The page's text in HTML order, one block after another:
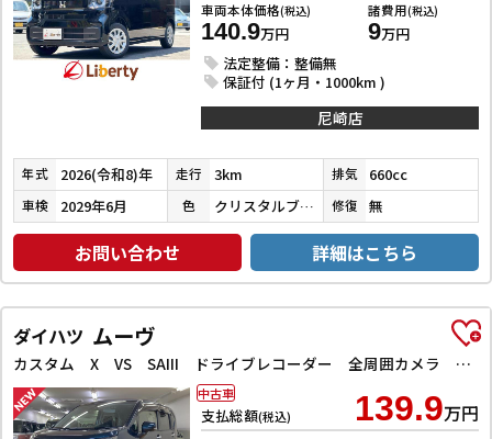
車両本体価格(税込)
140.9万円
諸費用(税込)
9万円
法定整備：整備無
保証付 (1ヶ月・1000km )
尼崎店
年式 2026(令和8)年 走行 3km 排気 660cc
車検 2029年6月 色 クリスタルブラックパール 修復 無
お問い合わせ 詳細はこちら
ダイハツ ムーヴ
カスタム X VS SAIII ドライブレコーダー 全周囲カメラ ナビ TV クリアランスソナー 衝突被害軽減システム オートマチックハイビーム オートライト LEDヘッドランプ スマートキー アイドリングストップ 電動格納ミラー
支払総額(税込) 139.9万円
中古車